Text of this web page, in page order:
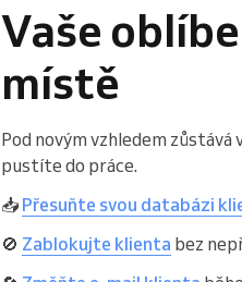
Vaše
místě
Pod novým vzhledem
pustíte do práce.
📥 Přesuňte svou databázi
🚫 Zablokujte klienta bez